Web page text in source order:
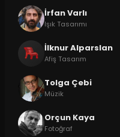
İrfan Varlı
Işık Tasarımı
İlknur Alparslan
Afiş Tasarım
Tolga Çebi
Müzik
Orçun Kaya
Fotoğraf